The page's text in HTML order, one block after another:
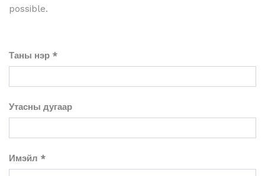
possible.
Таны нэр
Утасны дугаар
Имэйл